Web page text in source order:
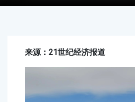
来源：21世纪经济报道